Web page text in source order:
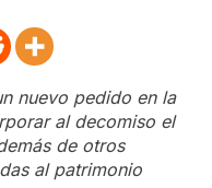
nuevo pedido en la
al decomiso el
de otros
al patrimonio